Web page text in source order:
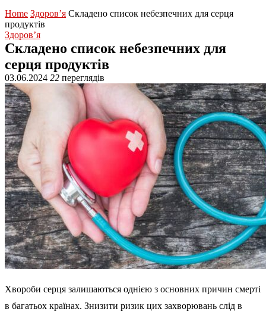
Home Здоров’я Складено список небезпечних для серця
продуктів
Здоров’я
Складено список небезпечних для
серця продуктів
03.06.2024 22 переглядів
Хвороби серця залишаються однією з основних причин смерті
в багатьох країнах. Знизити ризик цих захворювань слід в